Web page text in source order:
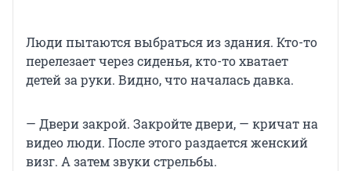
Люди пытаются выбраться из здания. Кто-то
перелезает через сиденья, кто-то хватает
детей за руки. Видно, что началась давка.
— Двери закрой. Закройте двери, — кричат на
видео люди. После этого раздается женский
визг. А затем звуки стрельбы.